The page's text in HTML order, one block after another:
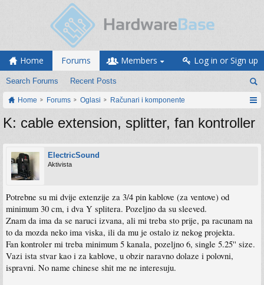
Home Forums
Search Forums Recent Posts
Members Log in or Sign up
Home Forums Oglasi Računari i komponente
K: cable extension, splitter, fan kontroller
ElectricSound
Aktivista
Potrebne su mi dvije extenzije za 3/4 pin kablove (za ventove) od
minimum 30 cm, i dva Y splitera. Pozeljno da su sleeved.
Znam da ima da se naruci izvana, ali mi treba sto prije, pa racunam na
to da mozda neko ima viska, ili da mu je ostalo iz nekog projekta.
Fan kontroler mi treba minimum 5 kanala, pozeljno 6, single 5.25'' size.
Vazi ista stvar kao i za kablove, u obzir naravno dolaze i polovni,
ispravni. No name chinese shit me ne interesuju.